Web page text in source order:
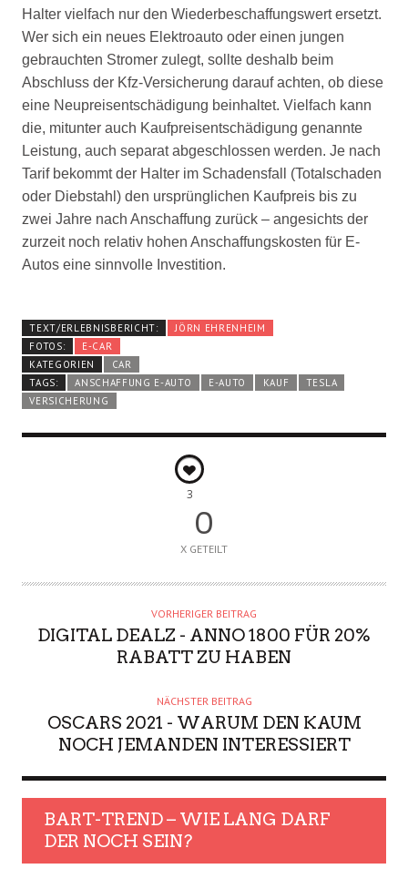
Halter vielfach nur den Wiederbeschaffungswert ersetzt.
Wer sich ein neues Elektroauto oder einen jungen
gebrauchten Stromer zulegt, sollte deshalb beim
Abschluss der Kfz-Versicherung darauf achten, ob diese
eine Neupreisentschädigung beinhaltet. Vielfach kann
die, mitunter auch Kaufpreisentschädigung genannte
Leistung, auch separat abgeschlossen werden. Je nach
Tarif bekommt der Halter im Schadensfall (Totalschaden
oder Diebstahl) den ursprünglichen Kaufpreis bis zu
zwei Jahre nach Anschaffung zurück – angesichts der
zurzeit noch relativ hohen Anschaffungskosten für E-
Autos eine sinnvolle Investition.
TEXT/ERLEBNISBERICHT:
JÖRN EHRENHEIM
FOTOS:
E-CAR
KATEGORIEN
CAR
TAGS:
ANSCHAFFUNG E-AUTO E-AUTO KAUF
TESLA
VERSICHERUNG
3
0
X GETEILT
VORHERIGER BEITRAG
DIGITAL DEALZ - ANNO 1800 FÜR 20%
RABATT ZU HABEN
NÄCHSTER BEITRAG
OSCARS 2021 - WARUM DEN KAUM
NOCH JEMANDEN INTERESSIERT
BART-TREND – WIE LANG DARF
DER NOCH SEIN?